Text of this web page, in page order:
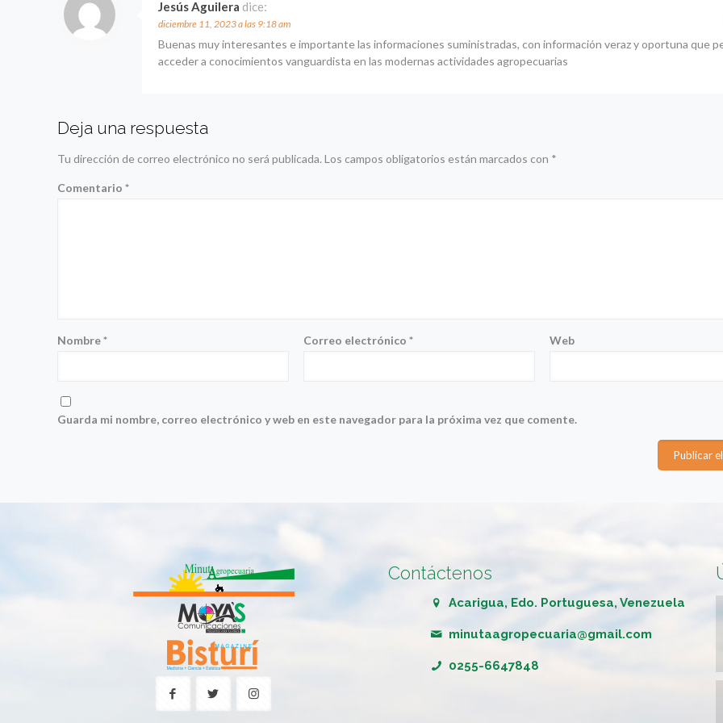
Jesús Aguilera dice:
diciembre 11, 2023 a las 9:18 am
Buenas muy interesantes e importante las informaciones suministradas, con información veraz y oportuna que
acceder a conocimientos vanguardista en las modernas actividades agropecuarias
Deja una respuesta
Tu dirección de correo electrónico no será publicada. Los campos obligatorios están marcados con *
Comentario*
Nombre* Correo electrónico* Web
Guarda mi nombre, correo electrónico y web en este navegador para la próxima vez que comente.
Contáctenos
Acarigua, Edo. Portuguesa, Venezuela
minutaagropecuaria@gmail.com
0255-6647848